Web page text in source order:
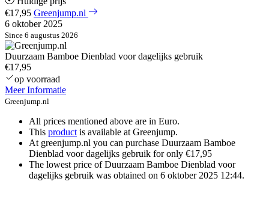
€17,95 Greenjump.nl
6 oktober 2025
Since 6 augustus 2026
Duurzaam Bamboe Dienblad voor dagelijks gebruik
€17,95
op voorraad
Meer Informatie
Greenjump.nl
All prices mentioned above are in Euro.
This product is available at Greenjump.
At greenjump.nl you can purchase Duurzaam Bamboe
Dienblad voor dagelijks gebruik for only €17,95
The lowest price of Duurzaam Bamboe Dienblad voor
dagelijks gebruik was obtained on 6 oktober 2025 12:44.